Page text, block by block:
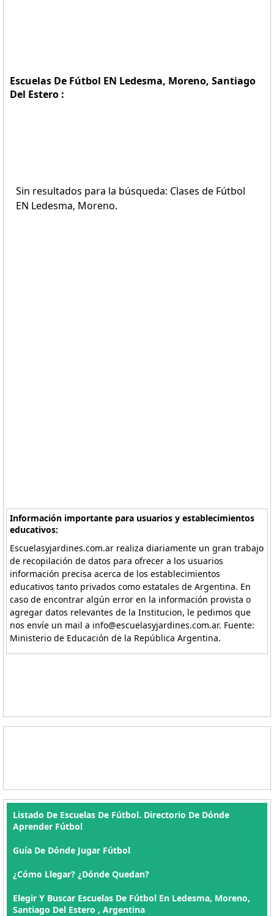
Escuelas De Fútbol EN Ledesma, Moreno, Santiago
Del Estero :
Sin resultados para la búsqueda: Clases de Fútbol
EN Ledesma, Moreno.
Información importante para usuarios y establecimientos
educativos:
Escuelasyjardines.com.ar realiza diariamente un gran trabajo
de recopilación de datos para ofrecer a los usuarios
información precisa acerca de los establecimientos
educativos tanto privados como estatales de Argentina. En
caso de encontrar algún error en la información provista o
agregar datos relevantes de la Institucion, le pedimos que
nos envíe un mail a info@escuelasyjardines.com.ar. Fuente:
Ministerio de Educación de la República Argentina.
Listado De Escuelas De Fútbol. Directorio De Dónde
Aprender Fútbol
Guía De Dónde Jugar Fútbol
¿Cómo Llegar? ¿Dónde Quedan?
Elegir Y Buscar Escuelas De Fútbol En Ledesma, Moreno,
Santiago Del Estero , Argentina